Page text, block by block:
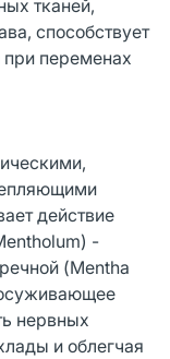
тканей,
способствует
переменах
действие
-
(Mentha
нервных
и облегчая